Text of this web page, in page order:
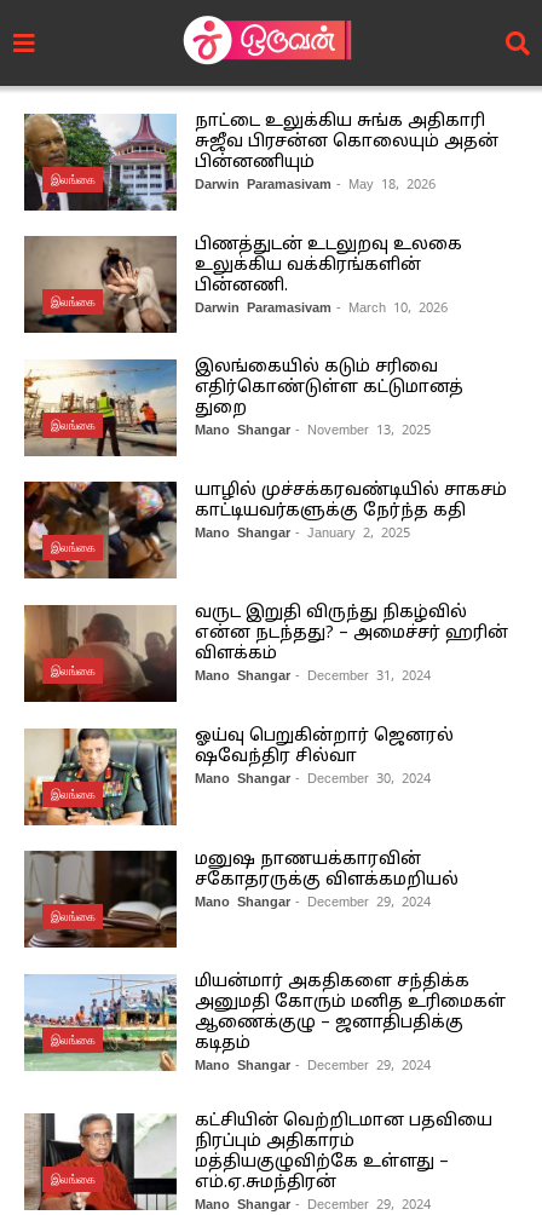
இலங்கை
நாட்டை உலுக்கிய சுங்க அதிகாரி
சுஜீவ பிரசன்ன கொலையும் அதன்
பின்னணியும்
Darwin Paramasivam - May 18, 2026
இலங்கை
பிணத்துடன் உடலுறவு உலகை
உலுக்கிய வக்கிரங்களின்
பின்னணி.
Darwin Paramasivam - March 10, 2026
இலங்கை
இலங்கையில் கடும் சரிவை
எதிர்கொண்டுள்ள கட்டுமானத்
துறை
Mano Shangar - November 13, 2025
இலங்கை
யாழில் முச்சக்கரவண்டியில் சாகசம்
காட்டியவர்களுக்கு நேர்ந்த கதி
Mano Shangar - January 2, 2025
இலங்கை
வருட இறுதி விருந்து நிகழ்வில்
என்ன நடந்தது? – அமைச்சர் ஹரின்
விளக்கம்
Mano Shangar - December 31, 2024
இலங்கை
ஓய்வு பெறுகின்றார் ஜெனரல்
ஷவேந்திர சில்வா
Mano Shangar - December 30, 2024
இலங்கை
மனுஷ நாணயக்காரவின்
சகோதரருக்கு விளக்கமறியல்
Mano Shangar - December 29, 2024
இலங்கை
மியன்மார் அகதிகளை சந்திக்க
அனுமதி கோரும் மனித உரிமைகள்
ஆணைக்குழு – ஜனாதிபதிக்கு
கடிதம்
Mano Shangar - December 29, 2024
இலங்கை
கட்சியின் வெற்றிடமான பதவியை
நிரப்பும் அதிகாரம்
மத்தியகுழுவிற்கே உள்ளது –
எம்.ஏ.சுமந்திரன்
Mano Shangar - December 29, 2024